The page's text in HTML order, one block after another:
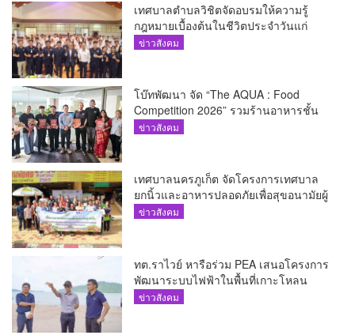
เทศบาลตำบลวิชิตจัดอบรมให้ความรู้
กฎหมายเบื้องต้นในชีวิตประจำวันแก่
เยาวชน
ข่าวสังคม
โบ๊ทพัฒนา จัด “The AQUA : Food
Competition 2026” รวมร้านอาหารชั้น
นำของ The Shopps at The AQUA ชู
ข่าวสังคม
เทศบาลนครภูเก็ต จัดโครงการเทศบาล
ยกนิ้วและอาหารปลอดภัยเพื่อสุขอนามัยผู้
บริโภค
ข่าวสังคม
ทต.ราไวย์ หารือร่วม PEA เสนอโครงการ
พัฒนาระบบไฟฟ้าในพื้นที่เกาะโหลน
ข่าวสังคม